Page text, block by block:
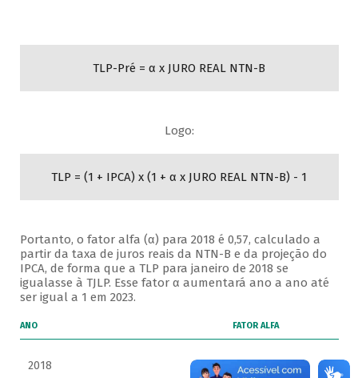
TLP-Pré = α x JURO REAL NTN-B
Logo:
TLP = (1 + IPCA) x (1 + α x JURO REAL NTN-B) - 1
Portanto, o fator alfa (α) para 2018 é 0,57, calculado a
partir da taxa de juros reais da NTN-B e da projeção do
IPCA, de forma que a TLP para janeiro de 2018 se
igualasse à TJLP. Esse fator α aumentará ano a ano até
ser igual a 1 em 2023.
ANO FATOR ALFA
2018 0,57